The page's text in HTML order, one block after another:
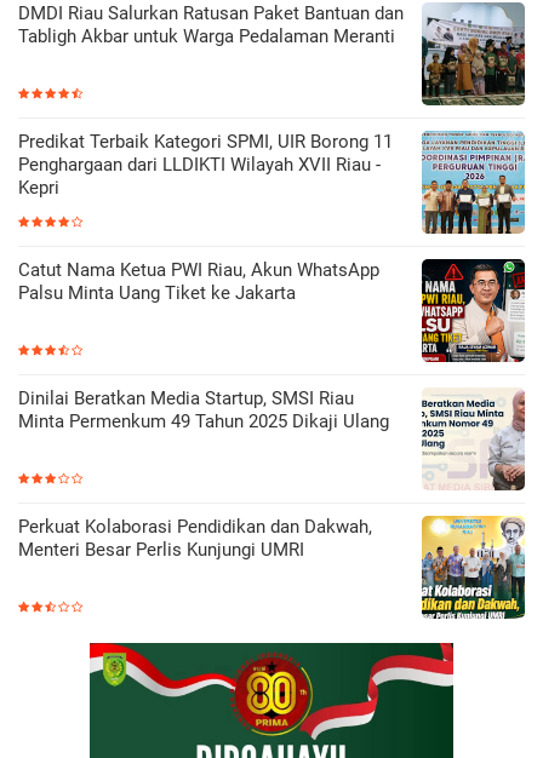
DMDI Riau Salurkan Ratusan Paket Bantuan dan
Tabligh Akbar untuk Warga Pedalaman Meranti
Predikat Terbaik Kategori SPMI, UIR Borong 11
Penghargaan dari LLDIKTI Wilayah XVII Riau -
Kepri
Catut Nama Ketua PWI Riau, Akun WhatsApp
Palsu Minta Uang Tiket ke Jakarta
Dinilai Beratkan Media Startup, SMSI Riau
Minta Permenkum 49 Tahun 2025 Dikaji Ulang
Perkuat Kolaborasi Pendidikan dan Dakwah,
Menteri Besar Perlis Kunjungi UMRI